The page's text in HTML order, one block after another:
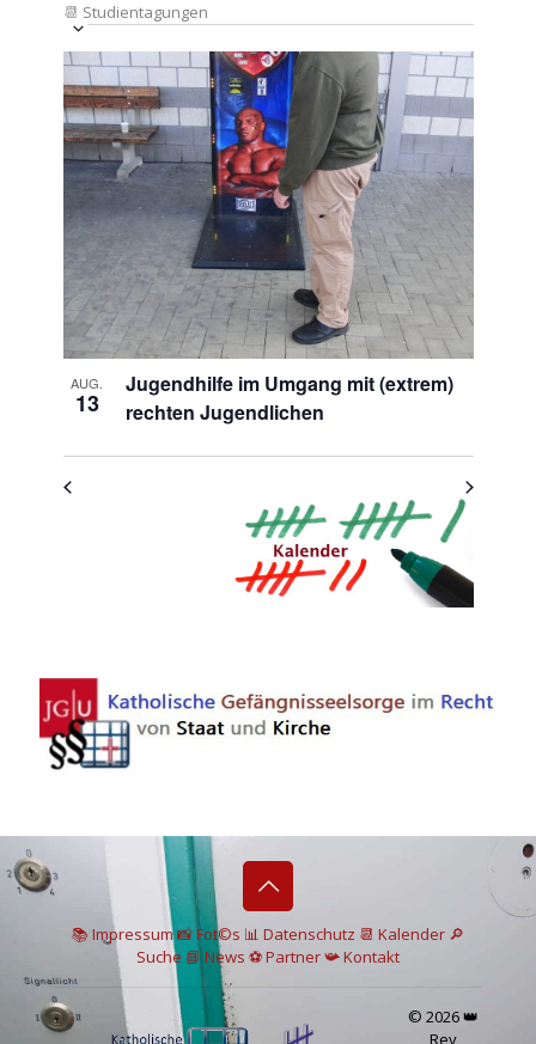
📆 Studientagungen
Ansichten-
Navigation
Veranstaltung
Ansichten-
Navigation
Datum
auswählen.
List
of
Veranstaltungen
in
Photo
View
AUG.
13
Jugendhilfe im Umgang mit (extrem)
rechten Jugendlichen
📚 Impressum📸Fot©s 📊 Datenschutz 📆 Kalender 🔎
Suche 📘 News ⚽Partner📯Kontakt
© 2026 👑
Rey